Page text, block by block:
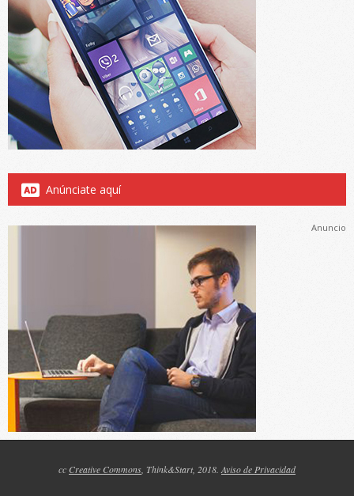
Anúnciate aquí
Anuncio
cc Creative Commons , Think&Start, 2018. Aviso de Privacidad